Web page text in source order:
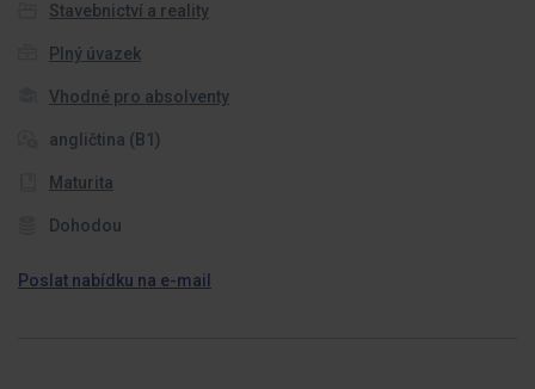
Stavebnictví a reality
Plný úvazek
Vhodné pro absolventy
angličtina (B1)
Maturita
Dohodou
Poslat nabídku na e-mail